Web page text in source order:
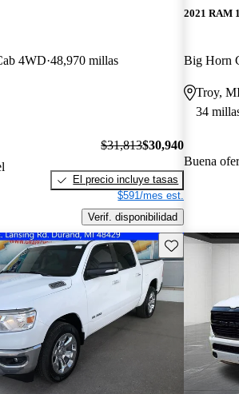
4WD 48,970 millas
$31,813$30,940
El precio incluye tasas
$591/mes est.
Verif. disponibilidad
2021 RAM
Big Horn
Troy,
34
Buena
Guarda este